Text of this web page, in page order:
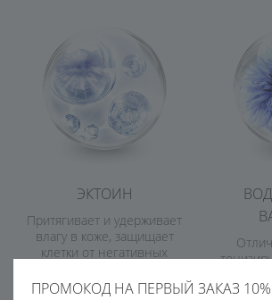
ЭКТОИН
Притягивает и удерживает
влагу в коже, защищает
клетки от негативных
кожу.
ПРОМОКОД НА ПЕРВЫЙ ЗАКАЗ 10%